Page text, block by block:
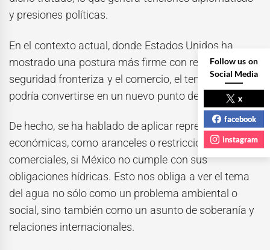
y presiones políticas.
En el contexto actual, donde Estados Unidos ha
mostrado una postura más firme con respecto a la
seguridad fronteriza y el comercio, el tema del agua
podría convertirse en un nuevo punto de fricción.
De hecho, se ha hablado de aplicar represalias
económicas, como aranceles o restricciones
comerciales, si México no cumple con sus
obligaciones hídricas. Esto nos obliga a ver el tema
del agua no sólo como un problema ambiental o
social, sino también como un asunto de soberanía y
relaciones internacionales.
Follow us on
Social Media
x
facebook
instagram